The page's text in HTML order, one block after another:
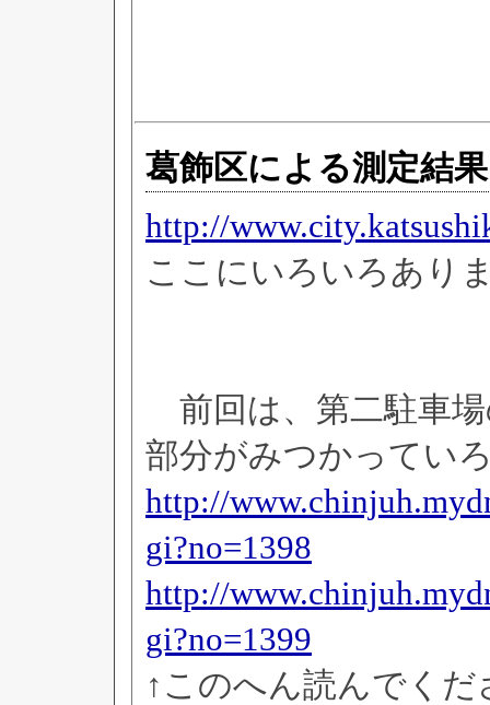
葛飾区による測定結果
http://
ここにいろいろあり
前回は、第二駐車場
部分がみつかってい
http://
gi?no=1398
http://
gi?no=1399
↑このへん読んでくだ